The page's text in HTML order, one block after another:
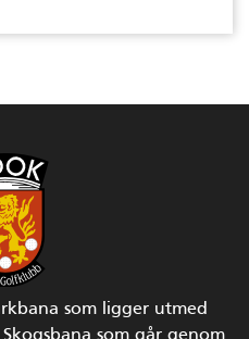
som ligger utmed
som går genom